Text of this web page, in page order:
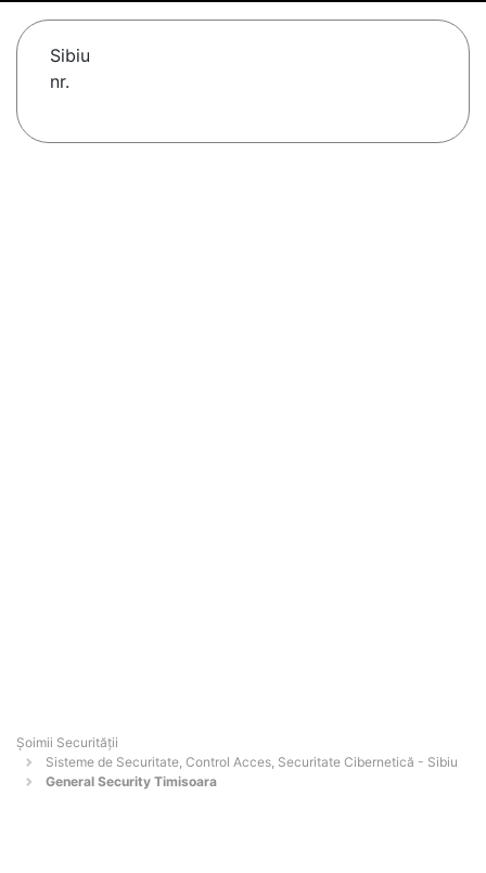
Sibiu
nr.
Șoimii Securității
Sisteme de Securitate, Control Acces, Securitate Cibernetică - Sibiu
General Security Timisoara